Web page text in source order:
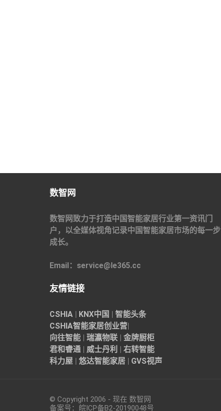
数智网
数智网致力于打造中国智能家居行业第一资讯门
户，以全媒体视角记录中国智能家居市场的每一步
成长。
Email：service@le365.cc
友情链接
CSHIA | KNX中国 | 智能头条
CSHIA智能家居创业营|
向往智能 | 瑞瀛物联 | 金牌厨柜
君和睿通 | 威士丹利 | 右转智能
科力屋 | 悠达智能家居 | GVS视声
© Copyright 2006 - 现在 数智网
备案号： 皖ICP备B2-20190048号